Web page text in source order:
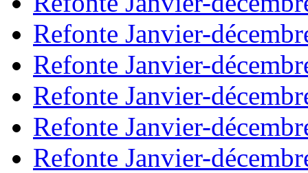
Refonte Janvier-
Refonte Janvier-
Refonte Janvier-
Refonte Janvier-
Refonte Janvier-